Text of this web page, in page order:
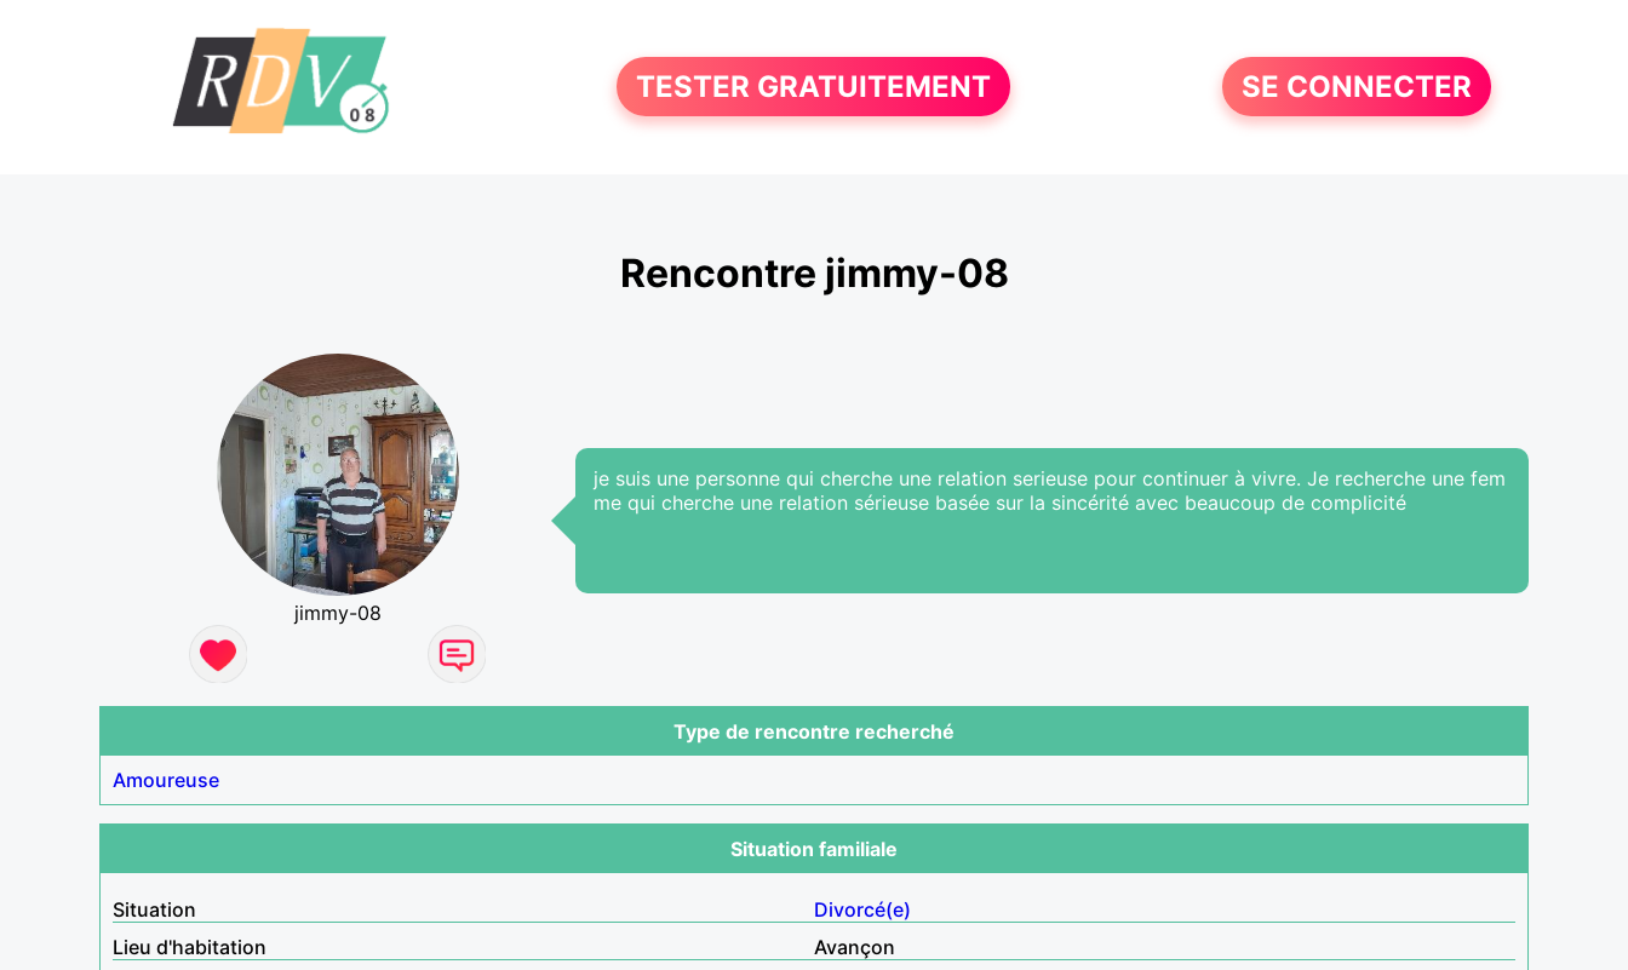
TESTER GRATUITEMENT SE CONNECTER
Rencontre jimmy-08
jimmy-08
je suis une personne qui cherche une relation serieuse pour continuer à vivre. Je recherche une fem
me qui cherche une relation sérieuse basée sur la sincérité avec beaucoup de complicité
Type de rencontre recherché
Amoureuse
Situation familiale
Situation
Divorcé(e)
Lieu d'habitation
Avançon